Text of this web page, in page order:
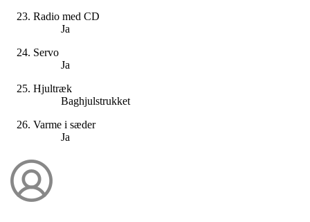
Radio med CD
Ja
Servo
Ja
Hjultræk
Baghjulstrukket
Varme i sæder
Ja